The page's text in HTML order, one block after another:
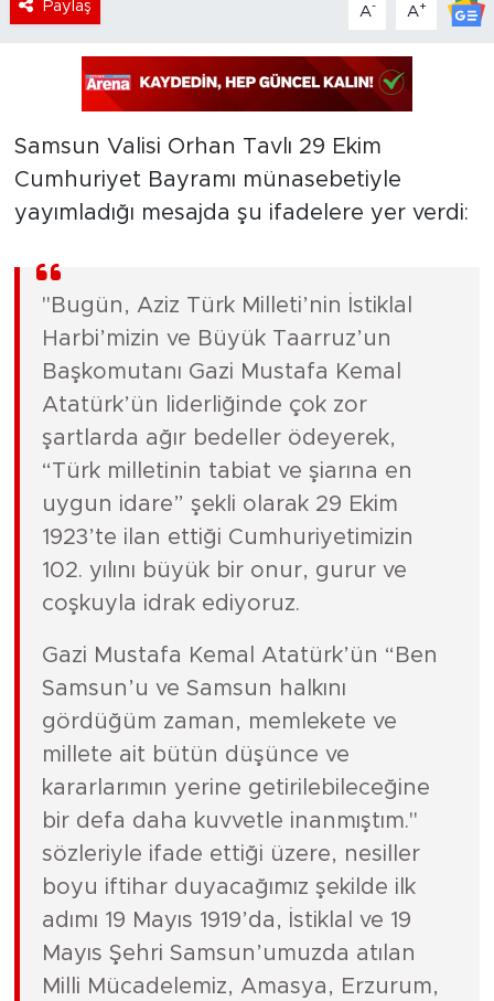
Paylaş A- A+
Samsun Valisi Orhan Tavlı 29 Ekim
Cumhuriyet Bayramı münasebetiyle
yayımladığı mesajda şu ifadelere yer verdi:
"Bugün, Aziz Türk Milleti’nin İstiklal
Harbi’mizin ve Büyük Taarruz’un
Başkomutanı Gazi Mustafa Kemal
Atatürk’ün liderliğinde çok zor
şartlarda ağır bedeller ödeyerek,
“Türk milletinin tabiat ve şiarına en
uygun idare” şekli olarak 29 Ekim
1923’te ilan ettiği Cumhuriyetimizin
102. yılını büyük bir onur, gurur ve
coşkuyla idrak ediyoruz.
Gazi Mustafa Kemal Atatürk’ün “Ben
Samsun’u ve Samsun halkını
gördüğüm zaman, memlekete ve
millete ait bütün düşünce ve
kararlarımın yerine getirilebileceğine
bir defa daha kuvvetle inanmıştım."
sözleriyle ifade ettiği üzere, nesiller
boyu iftihar duyacağımız şekilde ilk
adımı 19 Mayıs 1919’da, İstiklal ve 19
Mayıs Şehri Samsun’umuzda atılan
Milli Mücadelemiz, Amasya, Erzurum,